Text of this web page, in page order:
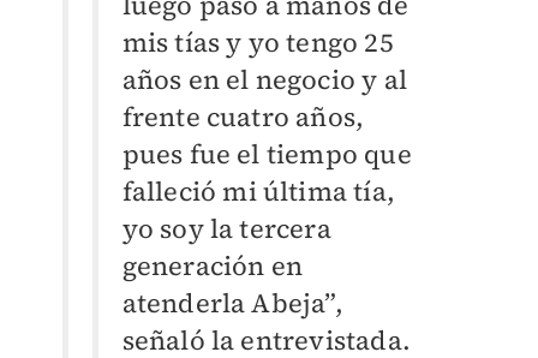
mis tías y yo tengo 25
años en el negocio y al
frente cuatro años,
pues fue el tiempo que
falleció mi última tía,
yo soy la tercera
generación en
atenderla Abeja”,
señaló la entrevistada.